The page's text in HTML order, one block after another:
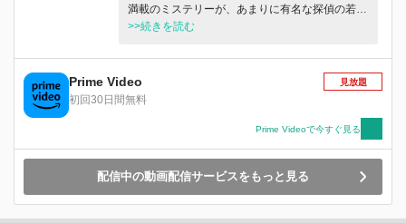
満載のミステリーが、あまりに有名な探偵の若き
日の冒険を描く。 2026年3月4日（水）より世界
>>続きを読む
Prime Video
初回30日間無料
見放題
Prime Videoで今すぐ見る
配信中の動画配信サービスをもっと見る